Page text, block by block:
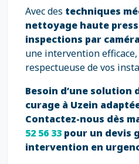
Avec des techniques
nettoyage haute
inspections par
une intervention
respectueuse de vos
Besoin d’une solution
curage à Uzein
Contactez-nous dès
52 56 33 pour un devis
intervention en